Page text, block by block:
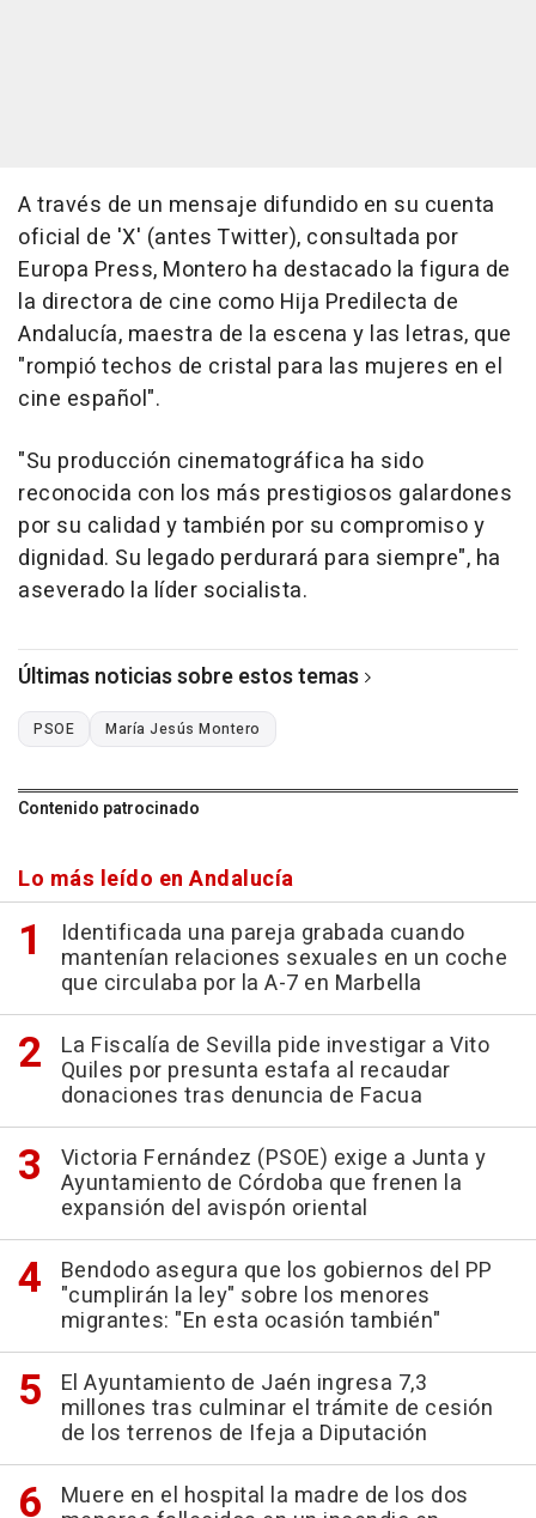
A través de un mensaje difundido en su cuenta
oficial de 'X' (antes Twitter), consultada por
Europa Press, Montero ha destacado la figura de
la directora de cine como Hija Predilecta de
Andalucía, maestra de la escena y las letras, que
"rompió techos de cristal para las mujeres en el
cine español".
"Su producción cinematográfica ha sido
reconocida con los más prestigiosos galardones
por su calidad y también por su compromiso y
dignidad. Su legado perdurará para siempre", ha
aseverado la líder socialista.
Últimas noticias sobre estos temas
PSOE María Jesús Montero
Contenido patrocinado
Lo más leído en Andalucía
Identificada una pareja grabada cuando
mantenían relaciones sexuales en un coche
que circulaba por la A-7 en Marbella
La Fiscalía de Sevilla pide investigar a Vito
Quiles por presunta estafa al recaudar
donaciones tras denuncia de Facua
Victoria Fernández (PSOE) exige a Junta y
Ayuntamiento de Córdoba que frenen la
expansión del avispón oriental
Bendodo asegura que los gobiernos del PP
"cumplirán la ley" sobre los menores
migrantes: "En esta ocasión también"
El Ayuntamiento de Jaén ingresa 7,3
millones tras culminar el trámite de cesión
de los terrenos de Ifeja a Diputación
Muere en el hospital la madre de los dos